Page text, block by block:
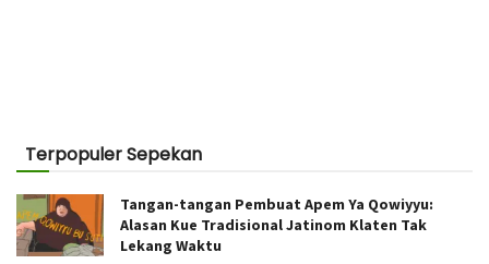
Terpopuler Sepekan
Tangan-tangan Pembuat Apem Ya Qowiyyu:
Alasan Kue Tradisional Jatinom Klaten Tak
Lekang Waktu